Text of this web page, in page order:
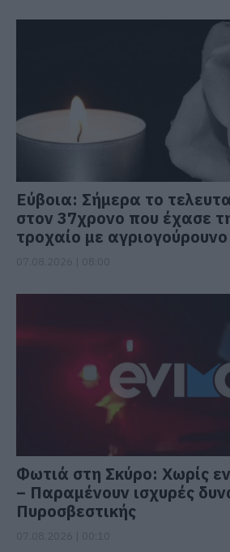
Εύβοια: Σήμερα το
στον 37χρονο που έχασε
τροχαίο με αγριογούρουνο
Φωτιά στη Σκύρο: Χωρίς
– Παραμένουν ισχυρές
Πυροσβεστικής